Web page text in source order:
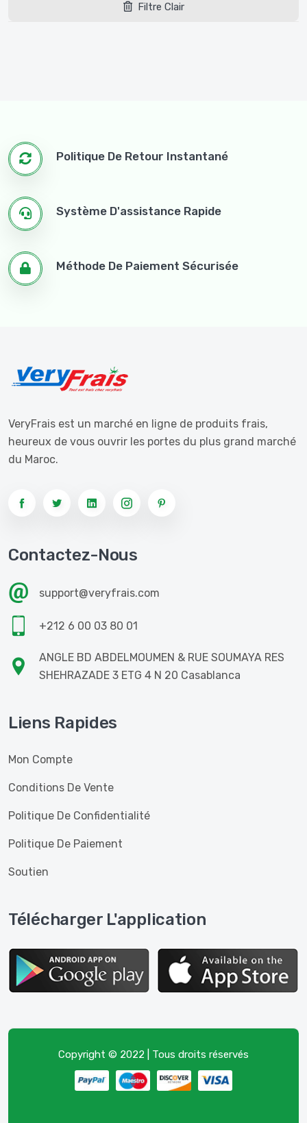
Filtre Clair
Politique De Retour Instantané
Système D'assistance Rapide
Méthode De Paiement Sécurisée
VeryFrais est un marché en ligne de produits frais,
heureux de vous ouvrir les portes du plus grand marché
du Maroc.
Contactez-Nous
support@veryfrais.com
+212 6 00 03 80 01
ANGLE BD ABDELMOUMEN & RUE SOUMAYA RES
SHEHRAZADE 3 ETG 4 N 20 Casablanca
Liens Rapides
Mon Compte
Conditions De Vente
Politique De Confidentialité
Politique De Paiement
Soutien
Télécharger L'application
Copyright © 2022 | Tous droits réservés